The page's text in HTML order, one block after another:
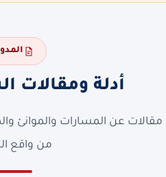
أدلة ومقالات
مقالات عن المسارات والموانئ
من واقع